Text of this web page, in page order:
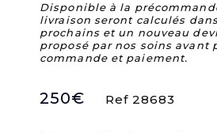
Disponible à la
livraison seront calculés
prochains et un nouveau
proposé par nos soins avant
commande et paiement.
250€ Ref 28683